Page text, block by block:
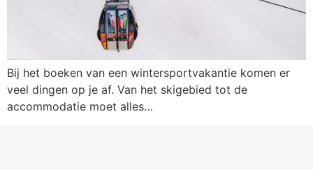
Bij het boeken van een wintersportvakantie komen er
veel dingen op je af. Van het skigebied tot de
accommodatie moet alles…